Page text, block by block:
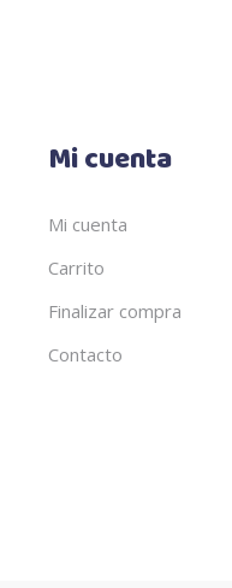
Mi cuenta
Mi cuenta
Carrito
Finalizar compra
Contacto